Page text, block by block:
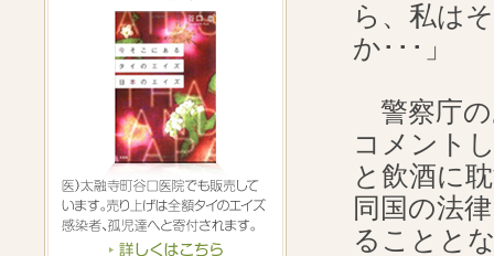
ら、私は
か･･･」
警察庁の
コメント
と飲酒に
同国の法
ることと